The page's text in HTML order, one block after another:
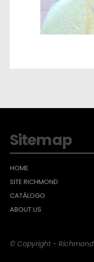
Sitemap
HOME
SITE RICHMOND
CATÁLOGO
ABOUT US
© Copyright - Richmond